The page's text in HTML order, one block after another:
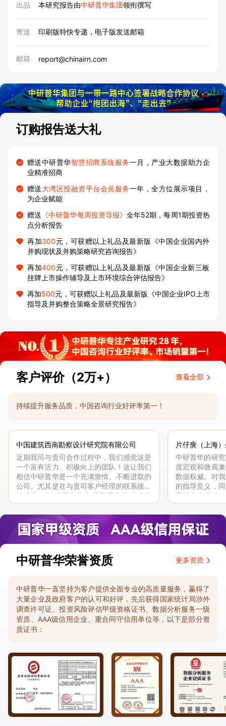
出品 本研究报告由中研普华集团领衔撰写
寄送 印刷版特快专递，电子版发送邮箱
邮箱 report@chinairn.com
订购报告送大礼
赠送中研普华智慧招商系统服务一月，产业大数据助力企
业精准招商
赠送大湾区投融资平台会员服务一年，全方位展示项目，
为企业赋能
赠送 《中研普华每周投资导报》全年52期，每周1期投资热
点分析报告
再加300元，可获赠以上礼品及最新版《中国企业国内外
并购现状及并购策略研究咨询报告》
再加400元，可获赠以上礼品及最新版《中国企业新三板
挂牌上市操作辅导及上市环境综合评估报告》
再加500元，可获赠以上礼品及最新版《中国企业IPO上市
指导及并购整合策略全景研究报告》
客户评价（2万+） 查看全部
持续提升服务品质，中国咨询行业好评率第一！
中国建筑西南勘察设计研究院有限公司
近期我司与贵司合作过程中，我们感觉这是
一个富有活力、积极向上的团队！这让我们
相信中研普华是一个充满激情、不断进取的
公司。尤其是在与贵司客户经理的联系接洽
过程中，针对我方合作项目报告的种种细
节，及时细致缜密地协助与项目部沟通、探
讨和完善...
片仔癀（上海
中研普华的研
度宏观和微观
数据权威。对
的指导意义，
高的参考价值
体化”服务和行
司继续...
中研普华荣誉资质 更多资质
中研普华一直坚持为客户提供全面专业的高质量服务，赢得了
大量企业及政府客户的认可和好评，先后获得国家统计局涉外
调查许可证、投资风险评估甲级资格证书、数据分析服务一级
资质、AAA级信用企业、重合同守信用单位等，以下是部分资
质证书：